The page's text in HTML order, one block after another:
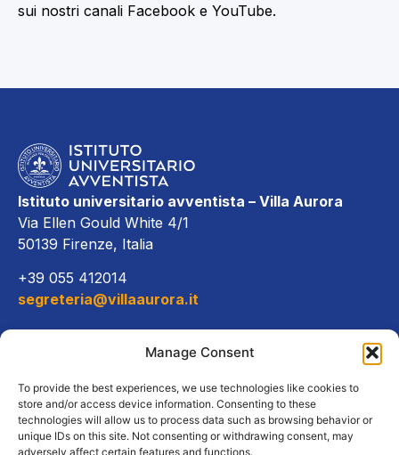
Manage Consent
To provide the best experiences, we use technologies like cookies to
store and/or access device information. Consenting to these
technologies will allow us to process data such as browsing behavior or
unique IDs on this site. Not consenting or withdrawing consent, may
adversely affect certain features and functions.
sui nostri canali Facebook e YouTube.
Istituto universitario avventista – Villa Aurora
Via Ellen Gould White 4/1
50139 Firenze, Italia
+39 055 412014
segreteria@villaaurora.it
Offerta formativa
Campus e servizi